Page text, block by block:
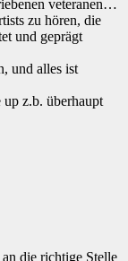
veteranen…
zu hören, die
und geprägt
und alles ist
z.b. überhaupt
die richtige Stelle